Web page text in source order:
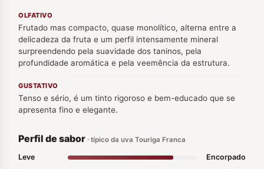
OLFATIVO
Frutado mas compacto, quase monolítico, alterna entre a
delicadeza da fruta e um perfil intensamente mineral
surpreendendo pela suavidade dos taninos, pela
profundidade aromática e pela veemência da estrutura.
GUSTATIVO
Tenso e sério, é um tinto rigoroso e bem-educado que se
apresenta fino e elegante.
Perfil de sabor · típico da uva Touriga Franca
Leve
Encorpado